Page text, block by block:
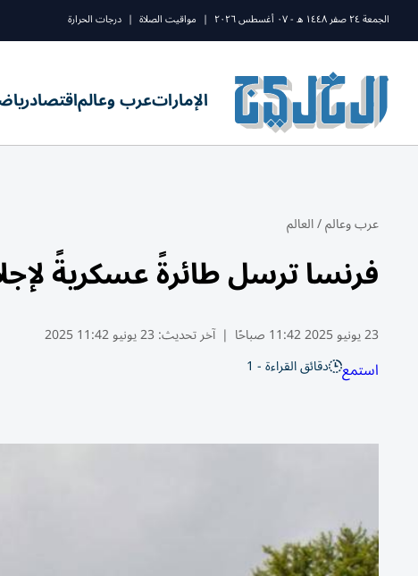
الجمعة ٢٤ صفر ١٤٤٨ ه - ٠٧ أغسطس ٢٠٢٦ | مواقيت الصلاة | درجات الحرارة
الإماراتعرب وعالماقتصاد
عرب وعالم/العالم
فرنسا ترسل طائرةً عسكريةً
23 يونيو 2025 11:42 صباحًا | آخر تحديث: 23 يونيو 11:42 2025
استمع دقائق القراءة - 1